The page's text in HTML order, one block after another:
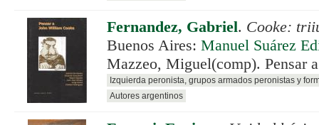
Fernandez, Gabriel. Cooke:
Buenos Aires: Manuel Suárez
Mazzeo, Miguel(comp). Pensar
Izquierda peronista, grupos armados peronistas y
Autores argentinos